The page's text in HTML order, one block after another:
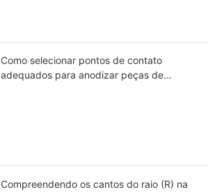
Como selecionar pontos de contato
adequados para anodizar peças de
Compreendendo os cantos do raio (R) na